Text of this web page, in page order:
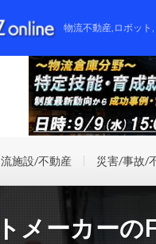
物流不動産,ロボット
施設/不動産 災害/事故/
メーカーの